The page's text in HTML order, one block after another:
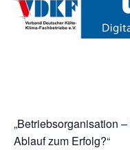
„Betriebsorganisation
Ablauf zum Erfolg?“